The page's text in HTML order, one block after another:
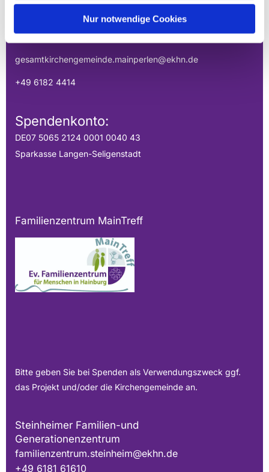
Nur notwendige Cookies
Hainburg, Hessen 63512
gesamtkirchengemeinde.mainperlen@ekhn.de
+49 6182 4414
Spendenkonto:
DE07 5065 2124 0001 0040 43
Sparkasse Langen-Seligenstadt
Familienzentrum MainTreff
Bitte geben Sie bei Spenden als Verwendungszweck ggf.
das Projekt und/oder die Kirchengemeinde an.
Steinheimer Familien-und
Generationenzentrum
familienzentrum.steinheim@ekhn.de
+49 6181 61610